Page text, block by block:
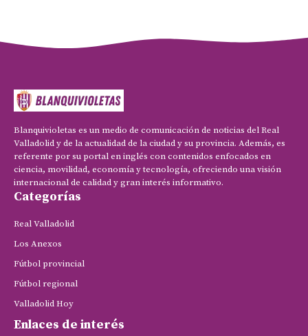
Blanquivioletas es un medio de comunicación de noticias del Real
Valladolid y de la actualidad de la ciudad y su provincia. Además, es
referente por su portal en inglés con contenidos enfocados en
ciencia, movilidad, economía y tecnología, ofreciendo una visión
internacional de calidad y gran interés informativo.
Categorías
Real Valladolid
Los Anexos
Fútbol provincial
Fútbol regional
Valladolid Hoy
Enlaces de interés